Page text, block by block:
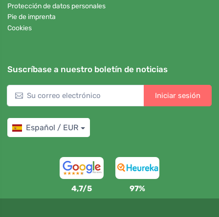
Protección de datos personales
Pie de imprenta
Cookies
Suscríbase a nuestro boletín de noticias
Iniciar sesión
Español / EUR
4,7/5 97%